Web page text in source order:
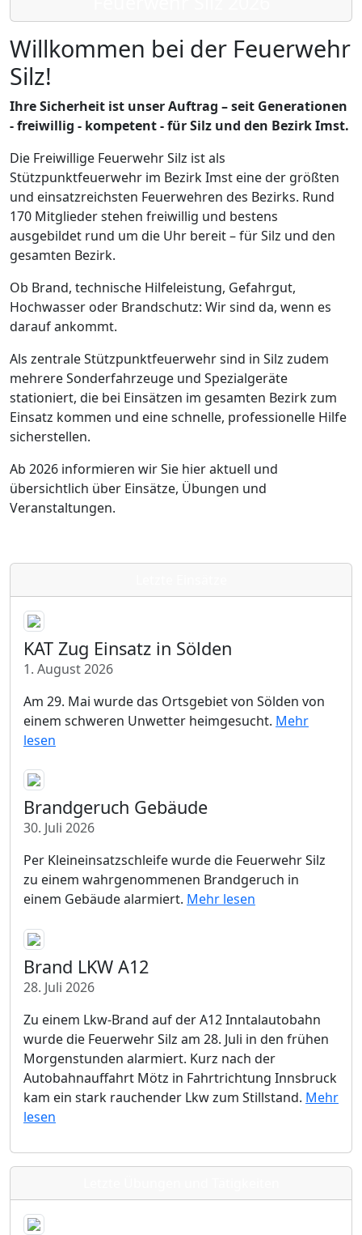
Willkommen bei der Feuerwehr
Silz!
Ihre Sicherheit ist unser Auftrag – seit Generationen
- freiwillig - kompetent - für Silz und den Bezirk Imst.
Die Freiwillige Feuerwehr Silz ist als
Stützpunktfeuerwehr im Bezirk Imst eine der größten
und einsatzreichsten Feuerwehren des Bezirks. Rund
170 Mitglieder stehen freiwillig und bestens
ausgebildet rund um die Uhr bereit – für Silz und den
gesamten Bezirk.
Ob Brand, technische Hilfeleistung, Gefahrgut,
Hochwasser oder Brandschutz: Wir sind da, wenn es
darauf ankommt.
Als zentrale Stützpunktfeuerwehr sind in Silz zudem
mehrere Sonderfahrzeuge und Spezialgeräte
stationiert, die bei Einsätzen im gesamten Bezirk zum
Einsatz kommen und eine schnelle, professionelle Hilfe
sicherstellen.
Ab 2026 informieren wir Sie hier aktuell und
übersichtlich über Einsätze, Übungen und
Veranstaltungen.
KAT Zug Einsatz in Sölden
1. August 2026
Am 29. Mai wurde das Ortsgebiet von Sölden von
einem schweren Unwetter heimgesucht. Mehr
lesen
Brandgeruch Gebäude
30. Juli 2026
Per Kleineinsatzschleife wurde die Feuerwehr Silz
zu einem wahrgenommenen Brandgeruch in
einem Gebäude alarmiert. Mehr lesen
Brand LKW A12
28. Juli 2026
Zu einem Lkw-Brand auf der A12 Inntalautobahn
wurde die Feuerwehr Silz am 28. Juli in den frühen
Morgenstunden alarmiert. Kurz nach der
Autobahnauffahrt Mötz in Fahrtrichtung Innsbruck
kam ein stark rauchender Lkw zum Stillstand. Mehr
lesen